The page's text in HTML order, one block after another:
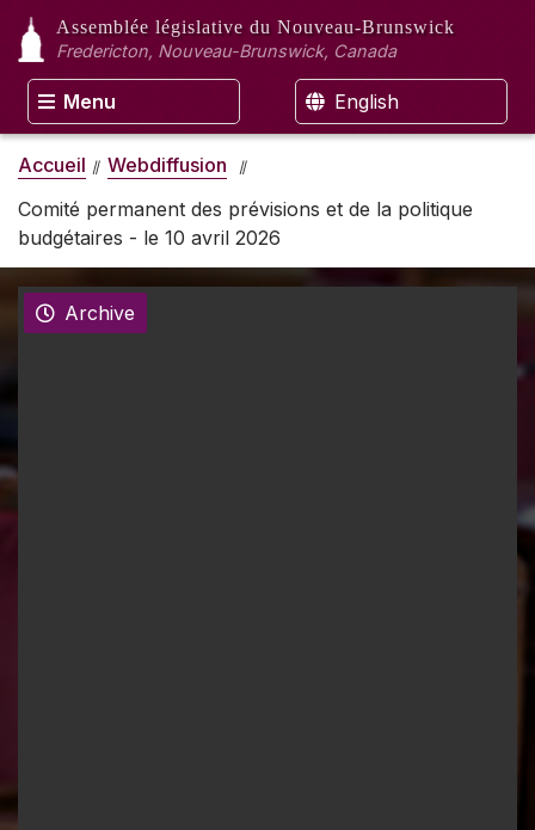
Assemblée législative du Nouveau-Brunswick
Fredericton, Nouveau-Brunswick, Canada
Menu English
Accueil
Webdiffusion
Comité permanent des prévisions et de la politique
budgétaires - le 10 avril 2026
Archive